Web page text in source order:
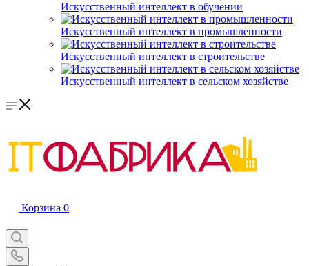
Искусственный интеллект в обучении
Искусственный интеллект в промышленности
Искусственный интеллект в строительстве
Искусственный интеллект в сельском хозяйстве
Корзина 0